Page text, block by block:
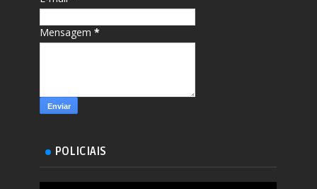
Mensagem*
POLICIAIS